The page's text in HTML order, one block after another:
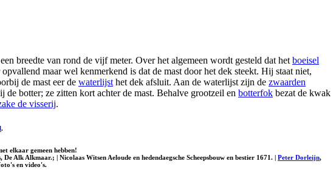
breedte van rond de vijf meter. Over het algemeen wordt gesteld dat het boeisel
maar wel kenmerkend is dat de mast door het dek steekt. Hij staat niet,
de mast eer de waterlijst het dek afsluit. Aan de waterlijst zijn de zwaarden
botter; ze zitten kort achter de mast. Behalve grootzeil en botterfok bezat de kwak
de visserij.
.
elkaar gemeen hebben!
Alk Alkmaar.; | Nicolaas Witsen Aeloude en hedendaegsche Scheepsbouw en bestier 1671. | Peter Dorleijn,
en video's.